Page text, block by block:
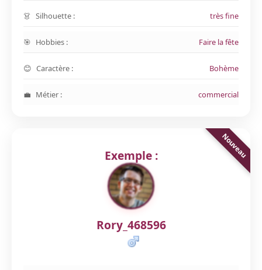
Silhouette : très fine
Hobbies : Faire la fête
Caractère : Bohème
Métier : commercial
Exemple :
Rory_468596